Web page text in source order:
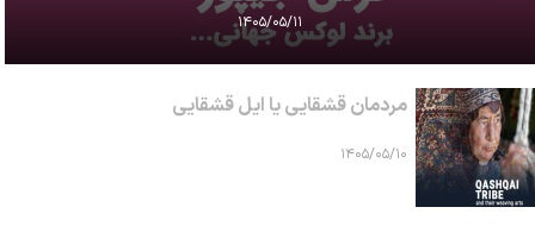
۱۴۰۵/۰۵/۱۱
مردمان قشقایی یا ایل قشقایی
۱۴۰۵/۰۵/۱۰